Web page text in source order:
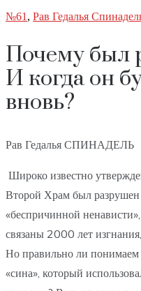
№61 , Рав Гедалья
Почему был
И когда он
вновь?
Рав Гедалья СПИНАДЕЛЬ
Широко известно
Второй Храм был
«беспричинной
связаны 2000 лет
Но правильно ли
«сина», который